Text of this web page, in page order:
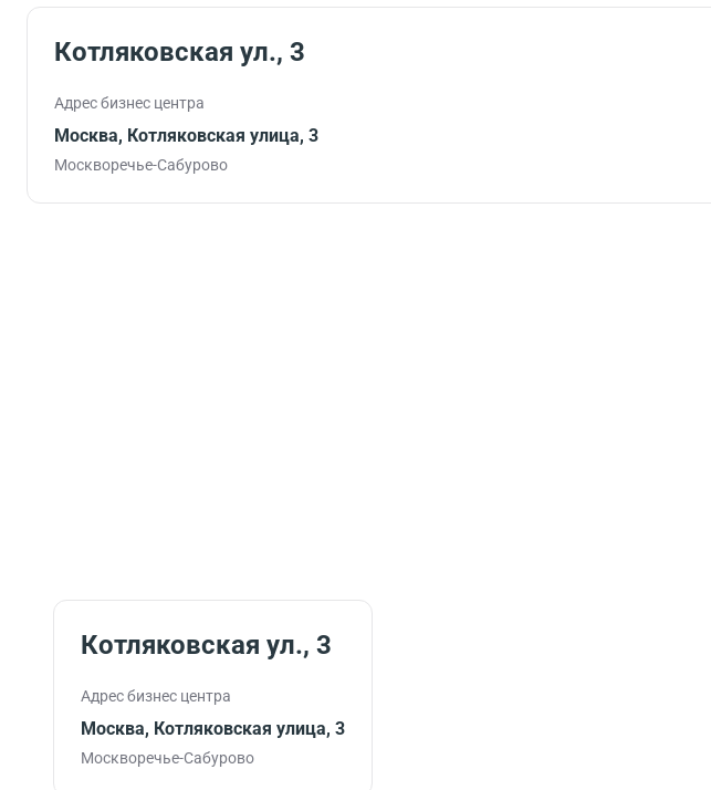
Котляковская ул., 3
Адрес бизнес центра
Москва, Котляковская улица, 3
Москворечье-Сабурово
Котляковская ул., 3
Адрес бизнес центра
Москва, Котляковская улица, 3
Москворечье-Сабурово